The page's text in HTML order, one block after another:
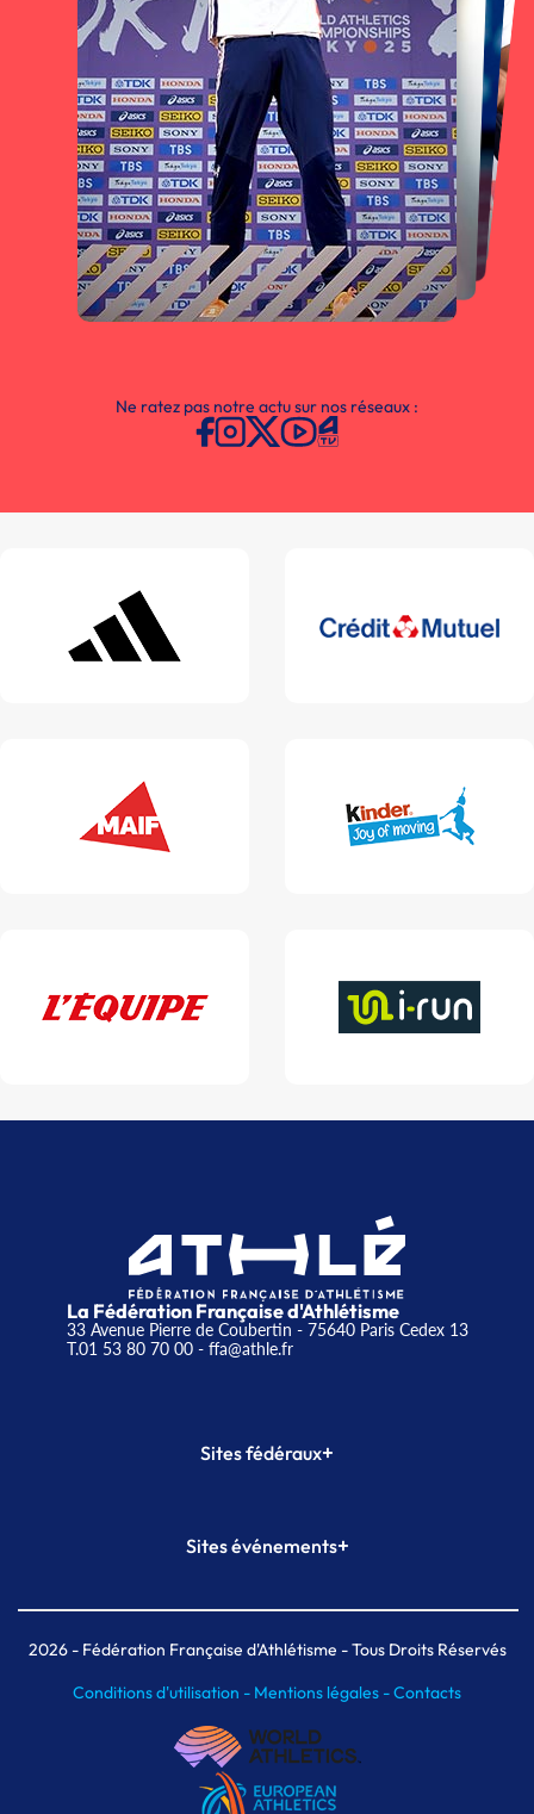
Ne ratez pas notre actu sur nos réseaux :
La Fédération Française d'Athlétisme
33 Avenue Pierre de Coubertin - 75640 Paris Cedex 13
T.01 53 80 70 00- ffa@athle.fr
Sites fédéraux+
Plateforme Formation
Sites événements+
Meeting de Paris indoor
MAIF Ekiden de Paris
2026- Fédération Française d'Athlétisme - Tous Droits Réservés
Conditions d'utilisation - Mentions légales -Contacts